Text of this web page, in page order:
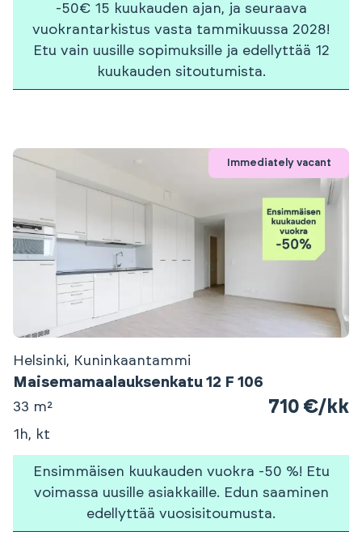
-50€ 15 kuukauden ajan, ja seuraava
vuokrantarkistus vasta tammikuussa 2028!
Etu vain uusille sopimuksille ja edellyttää 12
kuukauden sitoutumista.
Immediately vacant
Helsinki, Kuninkaantammi
Maisemamaalauksenkatu 12 F 106
33 m² 710 €/kk
1h, kt
Ensimmäisen kuukauden vuokra -50 %! Etu
voimassa uusille asiakkaille. Edun saaminen
edellyttää vuosisitoumusta.